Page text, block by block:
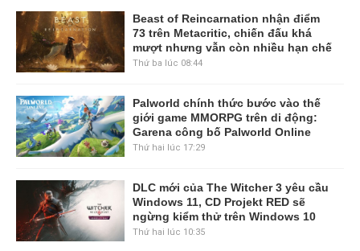
Beast of Reincarnation nhận điểm
73 trên Metacritic, chiến đấu khá
mượt nhưng vẫn còn nhiều hạn chế
Thứ ba lúc 08:44
Palworld chính thức bước vào thế
giới game MMORPG trên di động:
Garena công bố Palworld Online
Thứ hai lúc 17:29
DLC mới của The Witcher 3 yêu cầu
Windows 11, CD Projekt RED sẽ
ngừng kiểm thử trên Windows 10
Thứ hai lúc 10:35